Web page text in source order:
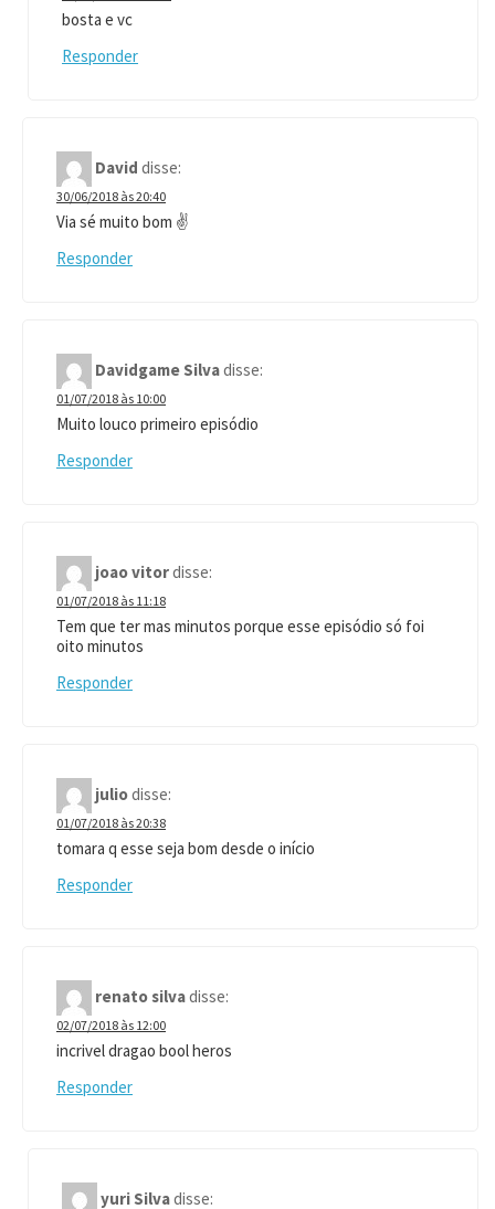
bosta e vc
Responder
David disse:
30/06/2018 às 20:40
Via sé muito bom ✌
Responder
Davidgame Silvadisse:
01/07/2018 às 10:00
Muito louco primeiro episódio
Responder
joao vitordisse:
01/07/2018 às 11:18
Tem que ter mas minutos porque esse episódio só foi
oito minutos
Responder
juliodisse:
01/07/2018 às 20:38
tomara q esse seja bom desde o início
Responder
renato silvadisse:
02/07/2018 às 12:00
incrivel dragao bool heros
Responder
yuri Silvadisse: